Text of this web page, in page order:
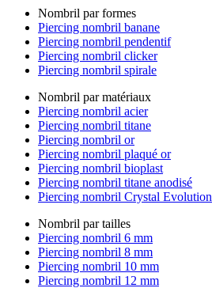
Nombril par formes
Piercing nombril banane
Piercing nombril pendentif
Piercing nombril clicker
Piercing nombril spirale
Nombril par matériaux
Piercing nombril acier
Piercing nombril titane
Piercing nombril or
Piercing nombril plaqué or
Piercing nombril bioplast
Piercing nombril titane anodisé
Piercing nombril Crystal Evolution
Nombril par tailles
Piercing nombril 6 mm
Piercing nombril 8 mm
Piercing nombril 10 mm
Piercing nombril 12 mm